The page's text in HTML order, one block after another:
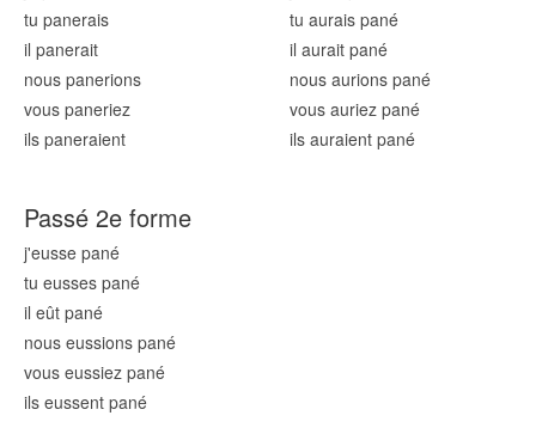
tu panerais
il panerait
nous panerions
vous paneriez
ils paneraient
tu aurais pané
il aurait pané
nous aurions pané
vous auriez pané
ils auraient pané
Passé 2e forme
j'eusse pané
tu eusses pané
il eût pané
nous eussions pané
vous eussiez pané
ils eussent pané